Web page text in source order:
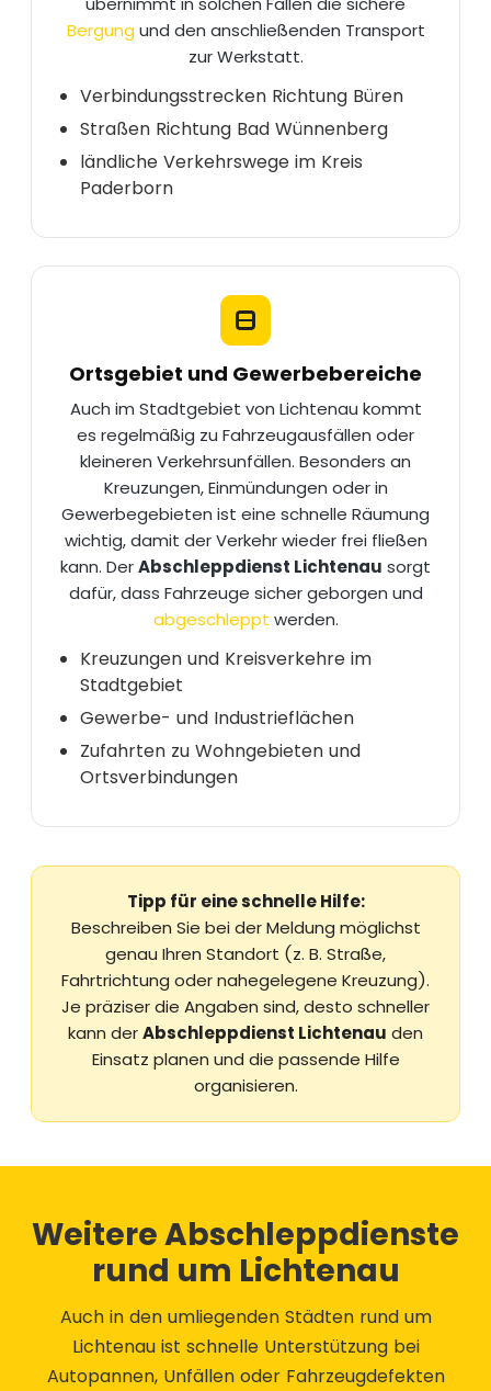
Bergungund den anschließenden Transport
zur Werkstatt.
Verbindungsstrecken Richtung Büren
Straßen Richtung Bad Wünnenberg
ländliche Verkehrswege im Kreis
Paderborn
Ortsgebiet und Gewerbebereiche
Auch im Stadtgebiet von Lichtenau kommt
es regelmäßig zu Fahrzeugausfällen oder
kleineren Verkehrsunfällen. Besonders an
Kreuzungen, Einmündungen oder in
Gewerbegebieten ist eine schnelle Räumung
wichtig, damit der Verkehr wieder frei fließen
kann. DerAbschleppdienst Lichtenau sorgt
dafür, dass Fahrzeuge sicher geborgen und
abgeschleppt werden.
Kreuzungen und Kreisverkehre im
Stadtgebiet
Gewerbe- und Industrieflächen
Zufahrten zu Wohngebieten und
Ortsverbindungen
Tipp für eine schnelle Hilfe:
Beschreiben Sie bei der Meldung möglichst
genau Ihren Standort (z. B. Straße,
Fahrtrichtung oder nahegelegene Kreuzung).
Je präziser die Angaben sind, desto schneller
kann derAbschleppdienst Lichtenau den
Einsatz planen und die passende Hilfe
organisieren.
Weitere Abschleppdienste
rund um Lichtenau
Auch in den umliegenden Städten rund um
Lichtenau ist schnelle Unterstützung bei
Autopannen, Unfällen oder Fahrzeugdefekten